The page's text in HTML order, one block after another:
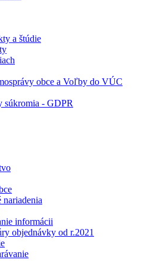
a štúdie
obce a Voľby do VÚC
súkromia - GDPR
nariadenia
informácii
objednávky od r.2021